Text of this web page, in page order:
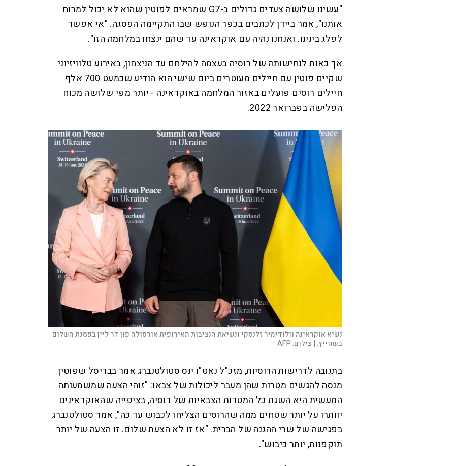
"עשינו שלושה צעדים גדולים ב-G7 שמראים לפוטין שהוא לא יכול למרוח
אותנו", אמר ביידן לכתבים בכפר הנופש שבו התקיימה הפסגה. "אי אפשר
לפלג בינינו. ואנחנו נהיה עם אוקראינה עד שהם ינצחו במלחמה הזו".
אך כאות לנחישותה של רוסיה בעצמה להילחם עד הניצחון, באירוע טלוויזיוני
שקיים פוטין עם חיילים מעוטרים ביום שישי הוא הודיע שכמעט 700 אלף
חיילים רוסים פועלים באזור המלחמה באוקראינה - יותר מפי שלושה מכוח
הפלישה בפברואר 2022.
נשיא אוקראינה וולודימיר זלנסקי ונשיאת הנציבות האירופית אורסולה פון דר ליין בפסגת השלום
בשווייץ. | צילום:AFP
בתגובה לדרישות הרוסיות, מזכ"ל נאט"ו ינס סטולטנברג אמר בבריסל שפוטין
מנסה להגשים מטרות שהן מעבר ליכולות של צבאו: "זוהי הצעה שמשמעותה
המעשית היא השגת כל המטרות הצבאיות של רוסיה, בציפייה שהאוקראינים
יוותרו על יותר שטחים ממה שהרוסים הצליחו לכבוש עד כה", אמר סטולטנברג
בפגישה של שרי ההגנה של הברית. "אז זו לא הצעת שלום. זו הצעה של יותר
תוקפנות, יותר כיבוש".